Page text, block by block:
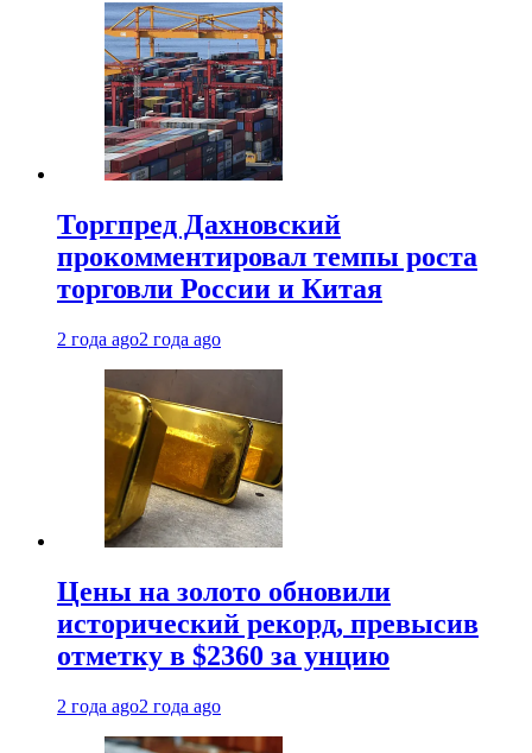
Торгпред Дахновский
прокомментировал темпы роста
торговли России и Китая
2 года ago2 года ago
Цены на золото обновили
исторический рекорд, превысив
отметку в $2360 за унцию
2 года ago2 года ago